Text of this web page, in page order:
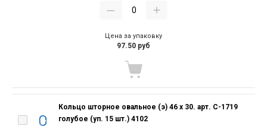
Цена за упаковку
97.50 руб
Кольцо шторное овальное (э) 46 х 30. арт. С-1719
голубое (уп. 15 шт.) 4102